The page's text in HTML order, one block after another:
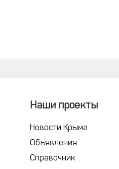
Наши проекты
Новости Крыма
Объявления
Справочник